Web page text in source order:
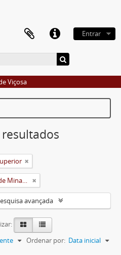
Entrar
Viçosa
Universidade Rural do Estado de Minas Gerais (Uremg)
avançada
Ordenar por: Data inicial